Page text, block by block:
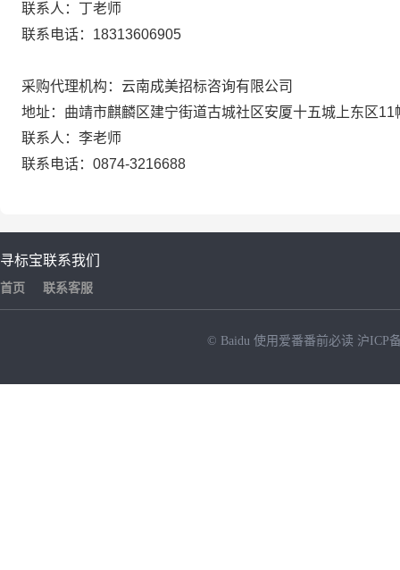
联系人： 丁老师
联系电话：18313606905
采购代理机构：云南成美招标咨询有限公司
地址： 曲靖市麒麟区建宁街道古城社区安厦十五城上东区11
联系人：李老师
联系电话：0874-3216688
寻标宝
首页
联系我们
联系客服
© Baidu 使用爱番番前必读 沪ICP